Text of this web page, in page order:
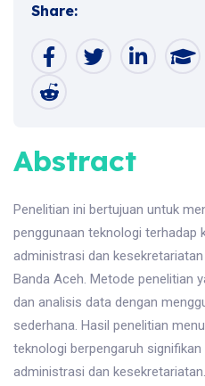
Share:
Abstract
Penelitian ini bertujuan untuk
penggunaan teknologi terhadap
administrasi dan
Banda Aceh. Metode penelitian
dan analisis data dengan
sederhana. Hasil penelitian
teknologi berpengaruh
administrasi dan